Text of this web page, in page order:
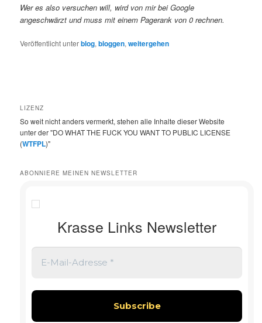
Wer es also versuchen will, wird von mir bei Google
angeschwärzt und muss mit einem Pagerank von 0 rechnen.
Veröffentlicht unterblog,bloggen,weitergehen
LIZENZ
So weit nicht anders vermerkt, stehen alle Inhalte dieser Website
unter der "DO WHAT THE FUCK YOU WANT TO PUBLIC LICENSE
(WTFPL)"
ABONNIERE MEINEN NEWSLETTER
Krasse Links Newsletter